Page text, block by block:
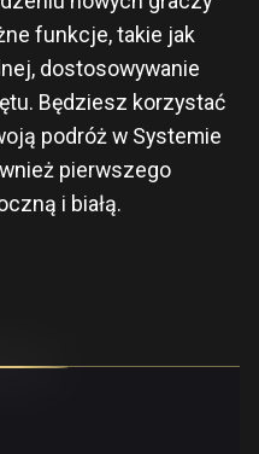
funkcje, takie jak
dostosowywanie
Będziesz korzystać
podróż w Systemie
pierwszego
i białą.